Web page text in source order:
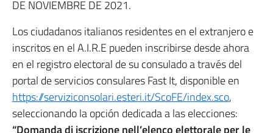
DE NOVIEMBRE DE 2021.
Los ciudadanos italianos residentes en el extranjero e
inscritos en el A.I.R.E pueden inscribirse desde ahora
en el registro electoral de su consulado a través del
portal de servicios consulares Fast It, disponible en
https://serviziconsolari.esteri.it/ScoFE/index.sco,
seleccionando la opción dedicada a las elecciones:
“Domanda di iscrizione nell’elenco elettorale per le